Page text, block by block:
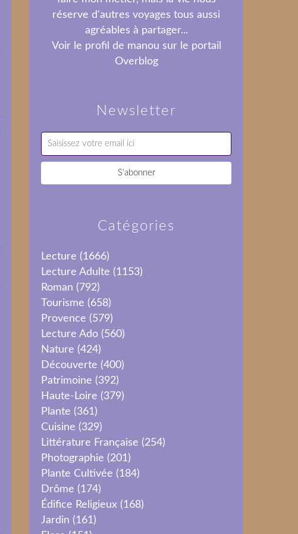
Newsletter
Catégories
Lecture (1666)
Lecture Adulte (1153)
Roman (792)
Tourisme (658)
Provence (579)
Lecture Ado (560)
Nature (424)
Découverte (400)
Patrimoine (392)
Haute-Loire (379)
Plante (361)
Cuisine (329)
Littérature Française (254)
Photographie (201)
Plante Cultivée (184)
Drôme (174)
Édifice Religieux (168)
Jardin (161)
réserve d'autres voyages tous aussi
agréables à partager...
Voir le profil de manou sur le portail
Overblog